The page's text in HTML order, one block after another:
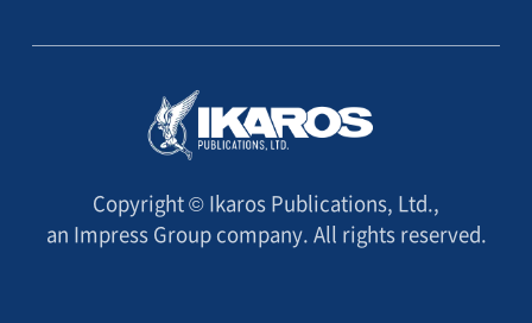
Copyright © Ikaros Publications, Ltd.,
an Impress Group company. All rights reserved.